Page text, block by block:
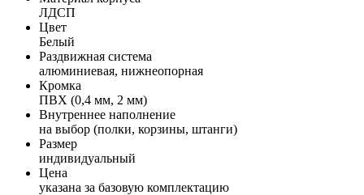
ЛДСП
Цвет
Белый
Раздвижная система
алюминиевая, нижнеопорная
Кромка
ПВХ (0,4 мм, 2 мм)
Внутреннее наполнение
на выбор (полки, корзины, штанги)
Размер
индивидуальный
Цена
указана за базовую комплектацию